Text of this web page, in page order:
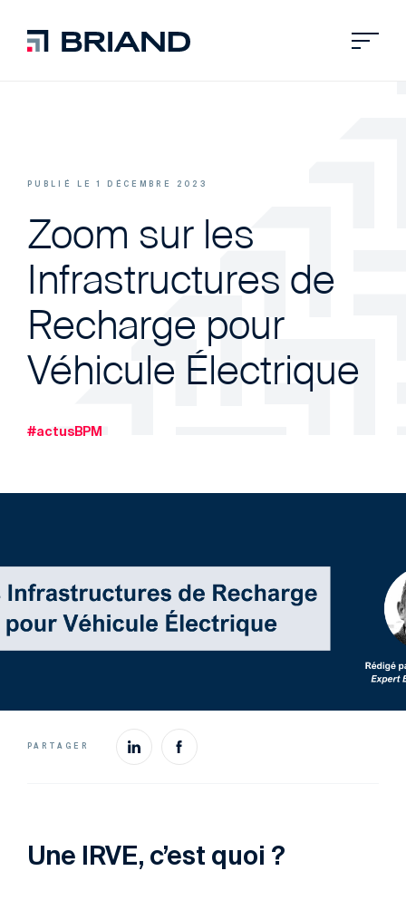
PUBLIÉ LE 1 DÉCEMBRE 2023
Zoom sur les
Infrastructures de
Recharge pour
Véhicule Électrique
#actusBPM
PARTAGER
Une IRVE, c’est quoi ?